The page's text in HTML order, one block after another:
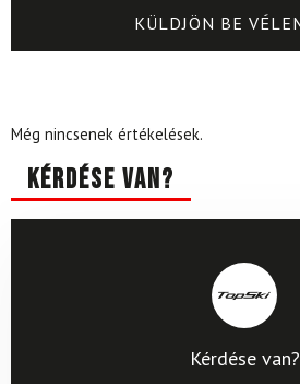
Még nincsenek értékelések.
Kérdése van?
Kérdése van?